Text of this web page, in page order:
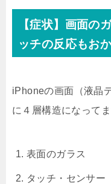
【症状】画面の
ッチの反応もお
iPhoneの画面（液晶
に４層構造になってま
表面のガラス
タッチ・センサー